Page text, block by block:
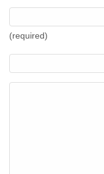
(required)